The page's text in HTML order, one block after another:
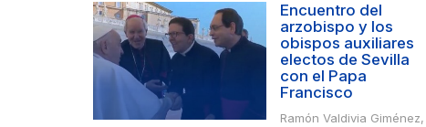
Encuentro del
arzobispo y los
obispos auxiliares
electos de Sevilla
con el Papa
Francisco
Ramón Valdivia Giménez,